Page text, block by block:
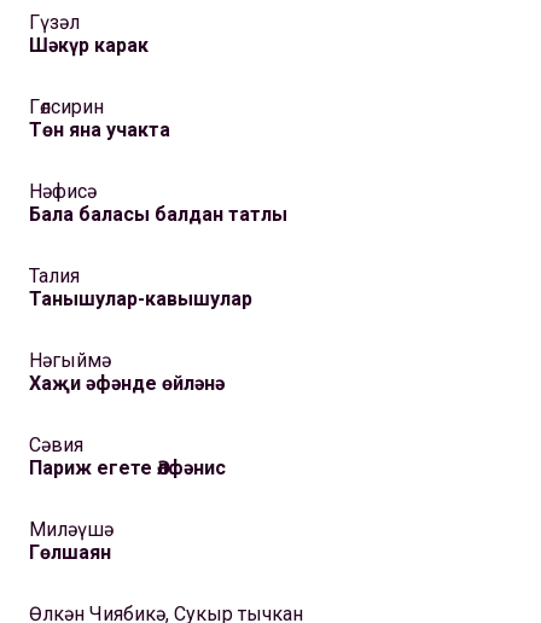
Гүзәл
Шәкүр карак
Гөлсирин
Төн яна учакта
Нәфисә
Бала баласы балдан татлы
Талия
Танышулар-кавышулар
Нәгыймә
Хаҗи әфәнде өйләнә
Сәвия
Париж егете Әлфәнис
Миләүшә
Гөлшаян
Өлкән Чиябикә, Сукыр тычкан